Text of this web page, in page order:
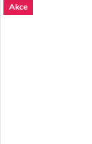
Akce